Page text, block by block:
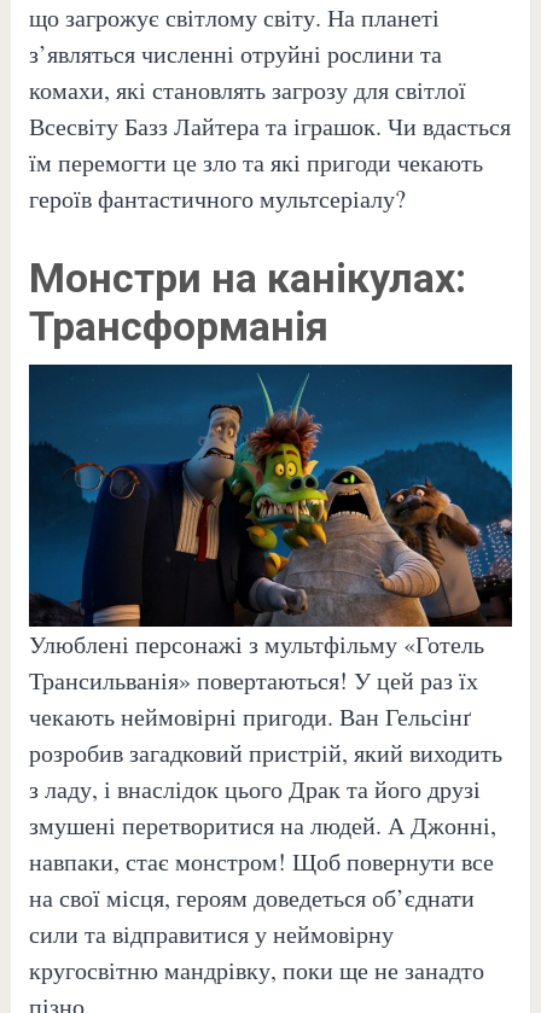
що загрожує світлому світу. На планеті
з’являться численні отруйні рослини та
комахи, які становлять загрозу для світлої
Всесвіту Базз Лайтера та іграшок. Чи вдасться
їм перемогти це зло та які пригоди чекають
героїв фантастичного мультсеріалу?
Монстри на канікулах:
Трансформанія
Улюблені персонажі з мультфільму «Готель
Трансильванія» повертаються! У цей раз їх
чекають неймовірні пригоди. Ван Гельсінґ
розробив загадковий пристрій, який виходить
з ладу, і внаслідок цього Драк та його друзі
змушені перетворитися на людей. А Джонні,
навпаки, стає монстром! Щоб повернути все
на свої місця, героям доведеться об’єднати
сили та відправитися у неймовірну
кругосвітню мандрівку, поки ще не занадто
пізно.